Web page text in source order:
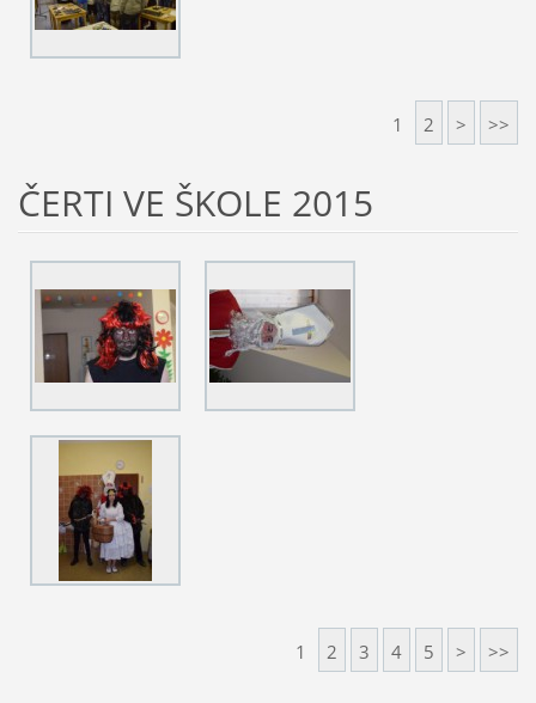
1 2 > >>
ČERTI VE ŠKOLE 2015
1 2 3 4 5 > >>